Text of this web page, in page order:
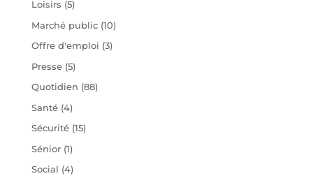
Loisirs (5)
Marché public(10)
Offre d'emploi (3)
Presse(5)
Quotidien (88)
Santé(4)
Sécurité(15)
Sénior(1)
Social (4)